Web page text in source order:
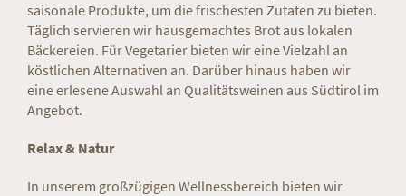
saisonale Produkte, um die frischesten Zutaten zu bieten.
Täglich servieren wir hausgemachtes Brot aus lokalen
Bäckereien. Für Vegetarier bieten wir eine Vielzahl an
köstlichen Alternativen an. Darüber hinaus haben wir
eine erlesene Auswahl an Qualitätsweinen aus Südtirol im
Angebot.
Relax & Natur
In unserem großzügigen Wellnessbereich bieten wir